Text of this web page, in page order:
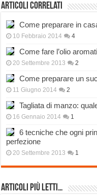
Articoli correlati
Come preparare in
10 Febbraio 2014 4
Come fare l’olio
20 Settembre 2013 2
Come preparare un
11 Giugno 2014 2
Tagliata di manzo:
16 Gennaio 2014 1
6 tecniche che ogni
perfezione
20 Settembre 2013 1
Articoli più Letti…